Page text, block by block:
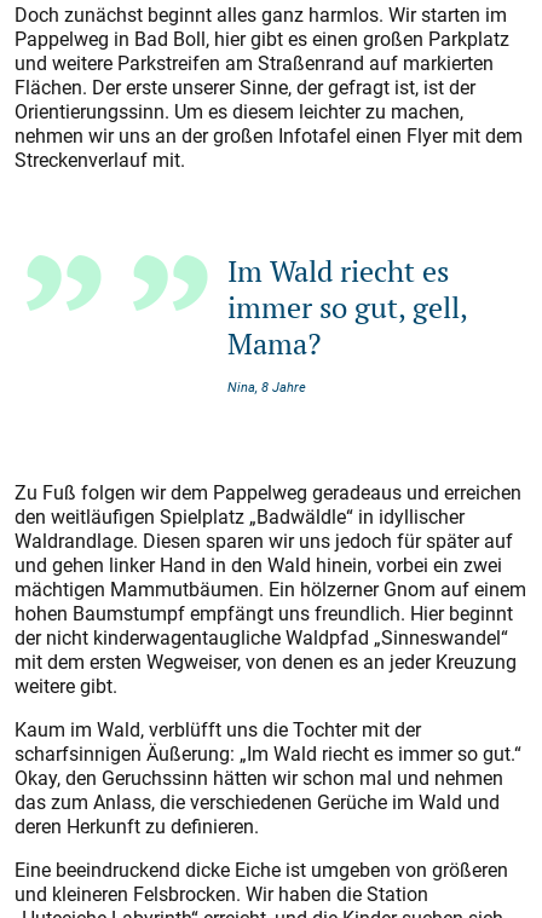
Doch zunächst beginnt alles ganz harmlos. Wir starten im
Pappelweg in Bad Boll, hier gibt es einen großen Parkplatz
und weitere Parkstreifen am Straßenrand auf markierten
Flächen. Der erste unserer Sinne, der gefragt ist, ist der
Orientierungssinn. Um es diesem leichter zu machen,
nehmen wir uns an der großen Infotafel einen Flyer mit dem
Streckenverlauf mit.
Im Wald riecht es
immer so gut, gell,
Mama?
Nina, 8 Jahre
Zu Fuß folgen wir dem Pappelweg geradeaus und erreichen
den weitläufigen Spielplatz „Badwäldle“ in idyllischer
Waldrandlage. Diesen sparen wir uns jedoch für später auf
und gehen linker Hand in den Wald hinein, vorbei ein zwei
mächtigen Mammutbäumen. Ein hölzerner Gnom auf einem
hohen Baumstumpf empfängt uns freundlich. Hier be­ginnt
der nicht kinderwagentaugliche Waldpfad „Sinneswandel“
mit dem ers­ten Wegweiser, von denen es an jeder Kreuzung
weitere gibt.
Kaum im Wald, verblüfft uns die Tochter mit der
scharfsinnigen Äußerung: „Im Wald riecht es immer so gut.“
Okay, den Geruchssinn hätten wir schon mal und nehmen
das zum Anlass, die verschiedenen Gerüche im Wald und
deren Herkunft zu definieren.
Eine beeindruckend dicke Eiche ist umgeben von größeren
und kleineren Felsbrocken. Wir haben die Station